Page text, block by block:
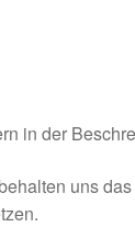
in der
uns